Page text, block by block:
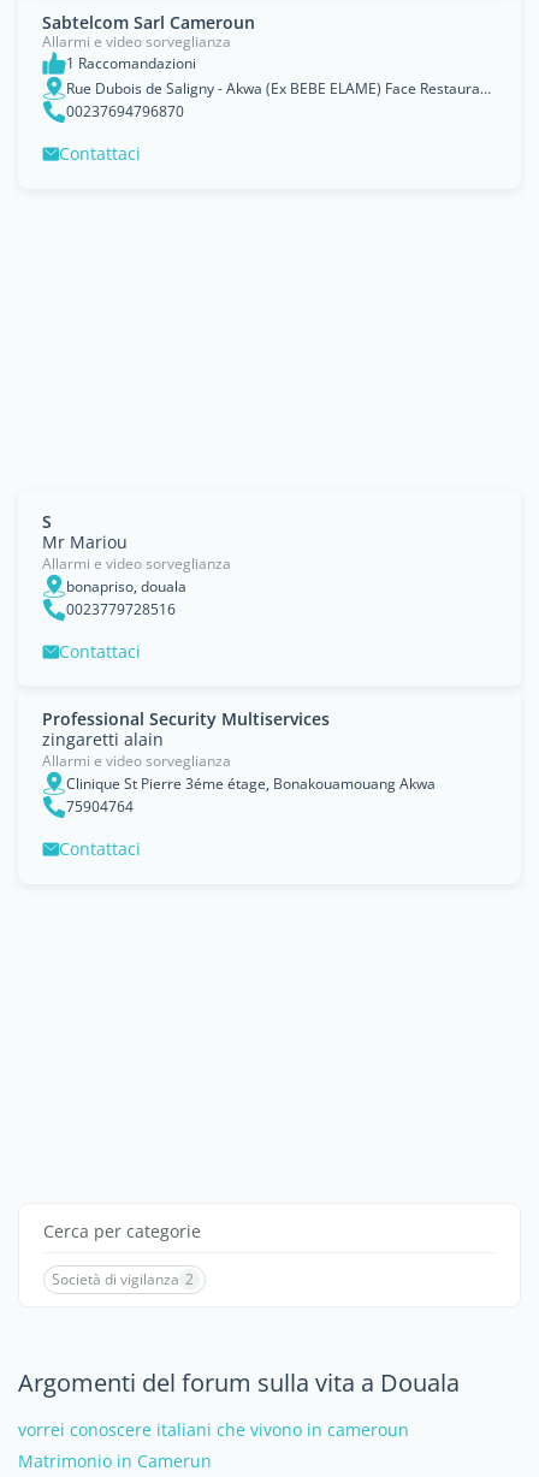
Sabtelcom Sarl Cameroun
Allarmi e video sorveglianza
1 Raccomandazioni
Rue Dubois de Saligny - Akwa (Ex BEBE ELAME) Face Restaurant CHEZ BEBEBP, Douala, Littoral
00237694796870
Contattaci
S
Mr Mariou
Allarmi e video sorveglianza
bonapriso, douala
0023779728516
Contattaci
Professional Security Multiservices
zingaretti alain
Allarmi e video sorveglianza
Clinique St Pierre 3éme étage, Bonakouamouang Akwa
75904764
Contattaci
Cerca per categorie
Società di vigilanza 2
Argomenti del forum sulla vita a Douala
vorrei conoscere italiani che vivono in cameroun
Matrimonio in Camerun